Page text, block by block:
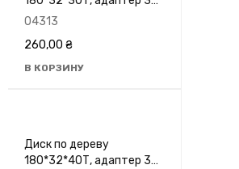
30, 8500 об/хв, GRANITE
04313
260,00 ₴
В КОРЗИНУ
Диск по дереву
180*32*40Т, адаптер 32-